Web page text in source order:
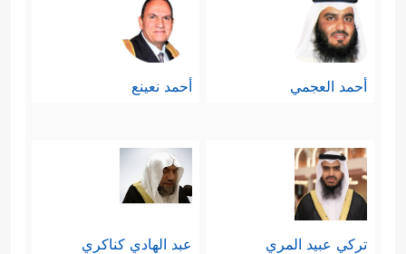
أحمد العجمي أحمد نعينع
تركي عبيد المري عبد الهادي كناكري